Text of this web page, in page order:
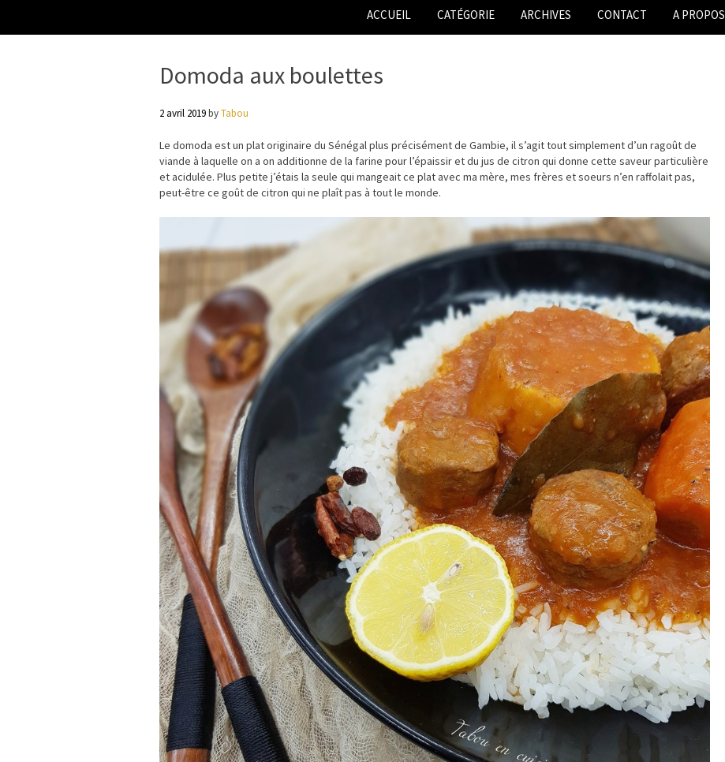
ACCUEIL CATÉGORIE ARCHIVES CONTACT A PROPOS
Domoda aux boulettes
2 avril 2019byTabou
Le domoda est un plat originaire du Sénégal plus précisément de Gambie, il s’agit tout simplement d’un ragoût de
viande à laquelle on a on additionne de la farine pour l’épaissir et du jus de citron qui donne cette saveur particulière
et acidulée. Plus petite j’étais la seule qui mangeait ce plat avec ma mère, mes frères et soeurs n’en raffolait pas,
peut-être ce goût de citron qui ne plaît pas à tout le monde.